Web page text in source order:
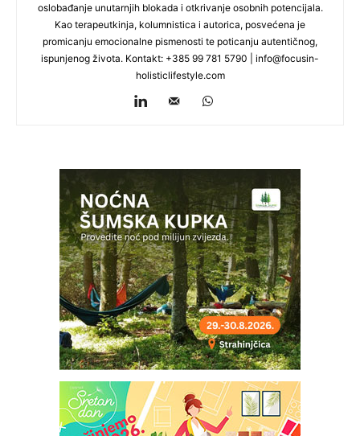
oslobađanje unutarnjih blokada i otkrivanje osobnih potencijala.
Kao terapeutkinja, kolumnistica i autorica, posvećena je
promicanju emocionalne pismenosti te poticanju autentičnog,
ispunjenog života. Kontakt: +385 99 781 5790 | info@focusin-
holisticlifestyle.com